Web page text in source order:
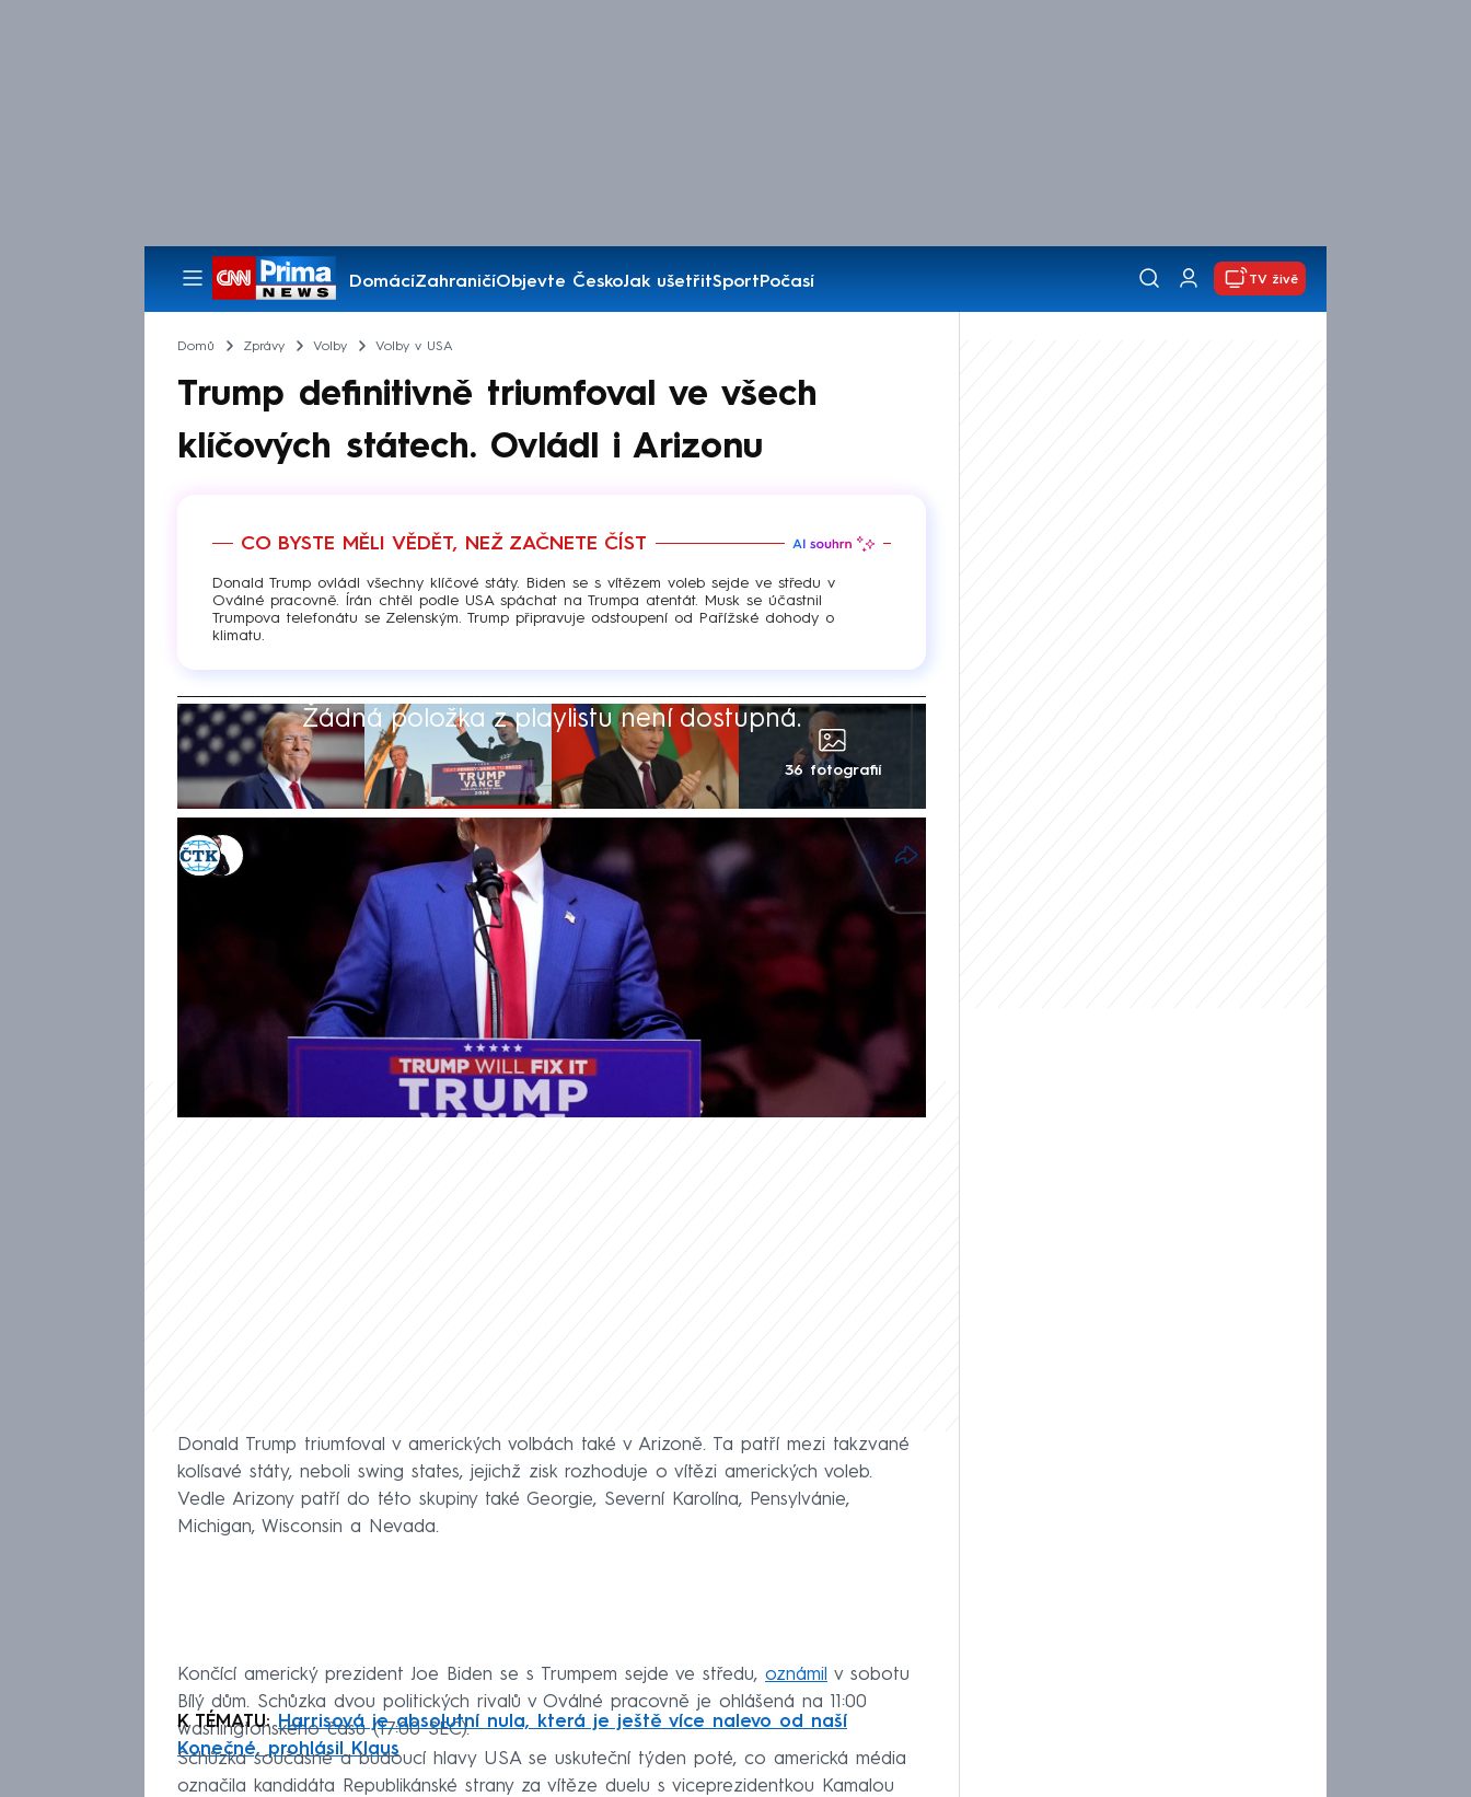
DomácíZahraničíObjevte ČeskoJak ušetřitSportPočasí
Pořady
TV živě
Domů Zprávy Volby Volby v USA
Trump definitivně triumfoval ve všech
klíčových státech. Ovládl i Arizonu
CO BYSTE MĚLI VĚDĚT, NEŽ ZAČNETE ČÍST
Donald Trump ovládl všechny klíčové státy. Biden se s vítězem voleb sejde ve středu v
Oválné pracovně. Írán chtěl podle USA spáchat na Trumpa atentát. Musk se účastnil
Trumpova telefonátu se Zelenským. Trump připravuje odstoupení od Pařížské dohody o
klimatu.
Žádná položka z playlistu není dostupná.
36 fotografií
ČTK
Akt. 10. lis 2024, 23:18• 5. lis 2024, 07:04
Republikán Donald Trump v amerických prezidentských volbách podle
projekcí porazil svou demokratickou soupeřku Kamalu Harrisovou také
ve státě Arizona. Zvítězil tak ve všech sedmi klíčových státech. Ve
středu se Trump sejde s končícím prezidentem Joem Bidenem. Vše
podstatné sledujte v on-line reportáži.
Donald Trump triumfoval v amerických volbách také v Arizoně. Ta patří mezi takzvané
kolísavé státy, neboli swing states, jejichž zisk rozhoduje o vítězi amerických voleb.
Vedle Arizony patří do této skupiny také Georgie, Severní Karolína, Pensylvánie,
Michigan, Wisconsin a Nevada.
Končící americký prezident Joe Biden se s Trumpem sejde ve středu, oznámil v sobotu
Bílý dům. Schůzka dvou politických rivalů v Oválné pracovně je ohlášená na 11:00
washingtonského času (17:00 SEČ).
K TÉMATU:Harrisová je absolutní nula, která je ještě více nalevo od naší
Konečné, prohlásil Klaus
Schůzka současné a budoucí hlavy USA se uskuteční týden poté, co americká média
označila kandidáta Republikánské strany za vítěze duelu s viceprezidentkou Kamalou